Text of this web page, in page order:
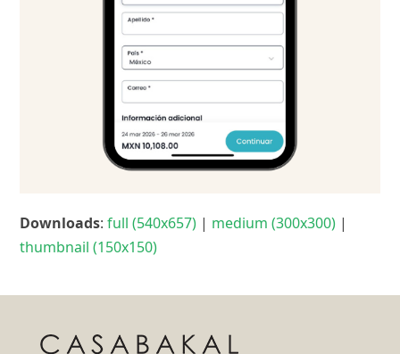
Downloads:full (540x657) | medium (300x300) |
thumbnail (150x150)